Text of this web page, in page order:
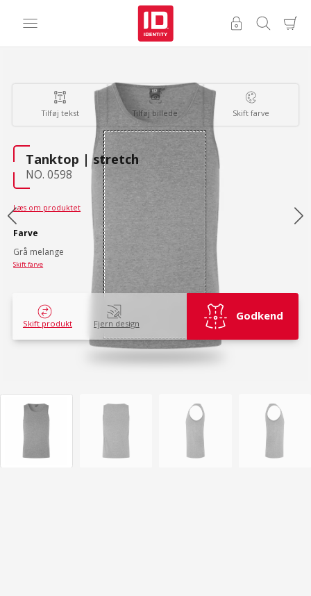
Tanktop | stretch
NO. 0598
Læs om produktet
Farve
Grå melange
Skift farve
Tilføj tekst Tilføj billede Skift farve
Skift produkt Fjern design
Godkend